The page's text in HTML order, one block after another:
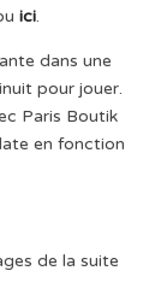
ici.
dans une
pour jouer.
Paris Boutik
en fonction
de la suite